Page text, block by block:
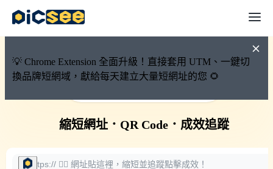
💡 Chrome Extension 全面升級！直接套用 UTM、一鍵切
換品牌短網域，獻給每天建立大量短網址的您 🌻
🚀 PicSee 短網址永久有效
縮短網址． QR Code． 成效追蹤